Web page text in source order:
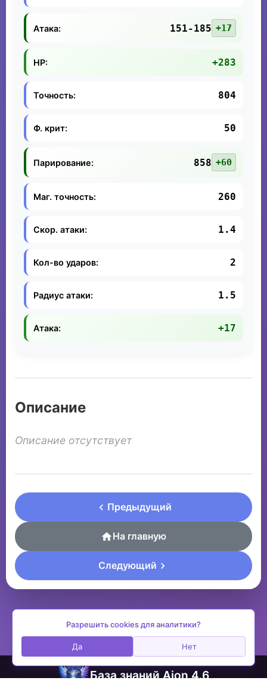
Атака: 151-185 +17
HP: +283
Точность: 804
Ф. крит: 50
Парирование: 858 +60
Маг. точность: 260
Скор. атаки: 1.4
Кол-во ударов: 2
Радиус атаки: 1.5
Атака: +17
Описание
Описание отсутствует
Предыдущий
На главную
Следующий
База знаний Aion 4.6
Разрешить cookies для аналитики?
Да Нет